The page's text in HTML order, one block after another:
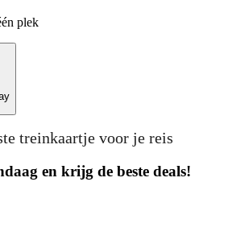
plek
treinkaartje voor je reis
en krijg de beste deals!